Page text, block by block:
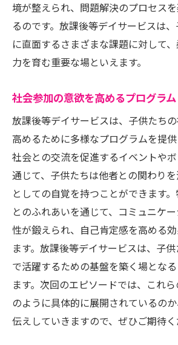
境が整えられ、問題解決のプロセス
るのです。放課後等デイサービスは
に直面するさまざまな課題に対して
力を育む重要な場といえます。
社会参加の意欲を高めるプログラム
放課後等デイサービスは、子供たち
高めるために多様なプログラムを提
社会との交流を促進するイベントや
通じて、子供たちは他者との関わり
としての自覚を持つことができます
とのふれあいを通じて、コミュニケ
性が鍛えられ、自己肯定感を高める
ます。放課後等デイサービスは、子
で活躍するための基盤を築く場とな
ます。次回のエピソードでは、これ
のように具体的に展開されているの
伝えしていきますので、ぜひご期待く